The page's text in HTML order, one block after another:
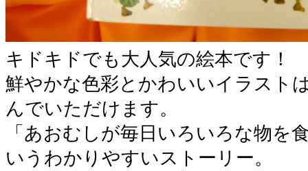
キドキドでも大人気の絵本です！
鮮やかな色彩とかわいいイラスト
んでいただけます。
「あおむしが毎日いろいろな物を
いうわかりやすいストーリー。